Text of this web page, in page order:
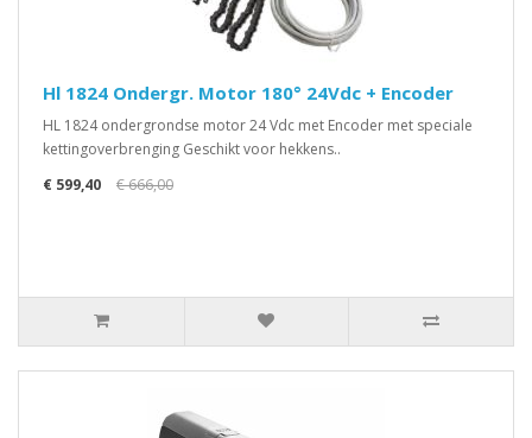
Hl 1824 Ondergr. Motor 180° 24Vdc + Encoder
HL 1824 ondergrondse motor 24 Vdc met Encoder met speciale
kettingoverbrenging Geschikt voor hekkens..
€ 599,40
€ 666,00